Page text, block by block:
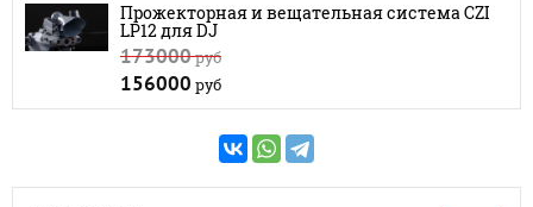
Прожекторная и вещательная система CZI
LP12 для DJ
173000руб
156000 руб